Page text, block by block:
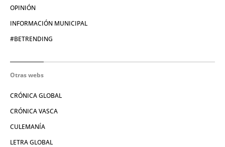
OPINIÓN
INFORMACIÓN MUNICIPAL
#BETRENDING
Otras webs
CRÓNICA GLOBAL
CRÓNICA VASCA
CULEMANÍA
LETRA GLOBAL